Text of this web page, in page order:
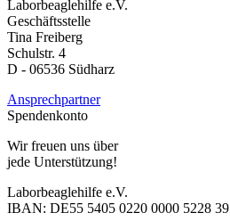
Laborbeaglehilfe e.V.
Geschäftsstelle
Tina Freiberg
Schulstr. 4
D - 06536 Südharz
Ansprechpartner
Spendenkonto
Wir freuen uns über
jede Unterstützung!
Laborbeaglehilfe e.V.
IBAN: DE55 5405 0220 0000 5228 39